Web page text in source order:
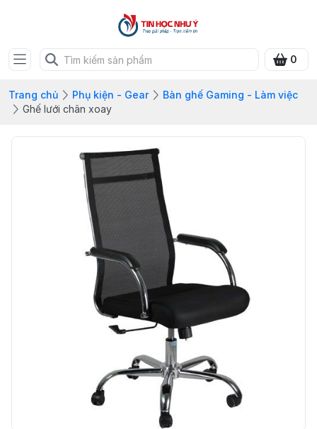
0
Trang chủ Phụ kiện - Gear
Bàn ghế Gaming - Làm việc
Ghế lưới chân xoay